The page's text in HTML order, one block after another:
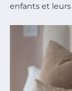
enfants et